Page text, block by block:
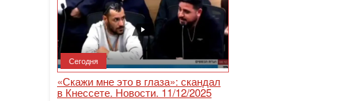
Сегодня
«Скажи мне это в глаза»: скандал
в Кнессете. Новости. 11/12/2025